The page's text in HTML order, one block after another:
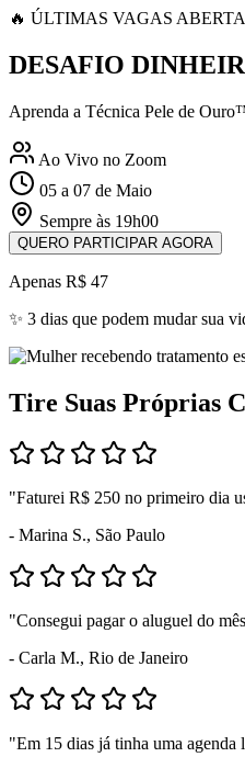
🔥 ÚLTIMAS VAGAS
DESAFIO
Aprenda a Técnica Pele de
Ao Vivo no Zoom
05 a 07 de Maio
Sempre às 19h00
QUERO PARTICIPAR AGORA
Apenas R$ 47
✨ 3 dias que podem mudar sua
Tire Suas Próprias
"Faturei R$ 250 no primeiro dia
- Marina S., São Paulo
"Consegui pagar o aluguel do
- Carla M., Rio de Janeiro
"Em 15 dias já tinha uma agenda